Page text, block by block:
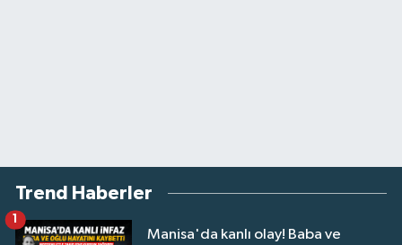
Trend Haberler
Manisa'da kanlı olay! Baba ve
1